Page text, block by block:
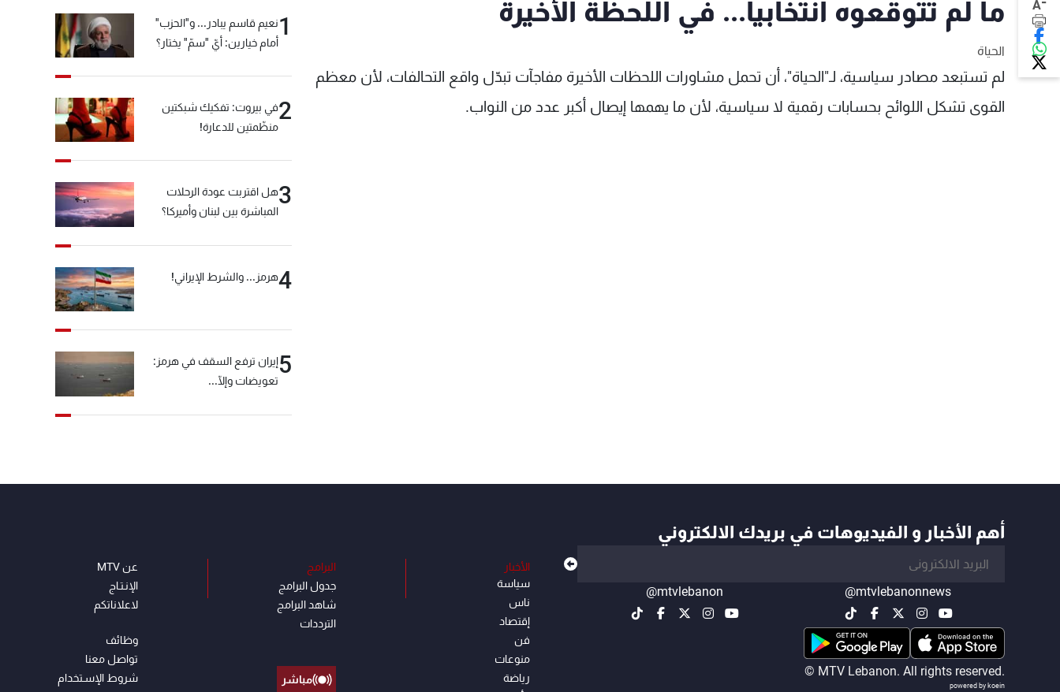
A ما لم تتوقعوه انتخابياً... في اللحظة الأخيرة
الحياة
لم تستبعد مصادر سياسية، لـ"الحياة"، أن تحمل مشاورات اللحظات الأخيرة مفاجآت تبدّل واقع التحالفات، لأن معظم
القوى تشكل اللوائح بحسابات رقمية لا سياسية، لأن ما يهمها إيصال أكبر عدد من النواب.
1نعيم قاسم يبادر... و"الحزب"
أمام خيارين: أيّ "سمّ" يختار؟
2في بيروت: تفكيك شبكتين
منظّمتين للدعارة!
3هل اقتربت عودة الرحلات
المباشرة بين لبنان وأميركا؟
4هرمز... والشرط الإيراني!
5إيران ترفع السقف في هرمز:
تعويضات وإلّا...
أهم الأخبار و الفيديوهات في بريدك الالكتروني
@mtvlebanonnews
@mtvlebanon
© MTV Lebanon. All rights reserved.
powered by koein
الأخبار
سياسة
ناس
إقتصاد
فن
منوعات
رياضة
البرامج
جدول البرامج
شاهد البرامج
الترددات
مباشر
عن MTV
الإنـتـاج
لاعلاناتكم
وظائف
تواصل معنا
شروط الإسـتخدام